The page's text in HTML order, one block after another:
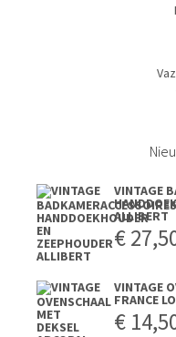
VINTAGE
ALLIBERT
€
VINTAGE
FRANCE
€